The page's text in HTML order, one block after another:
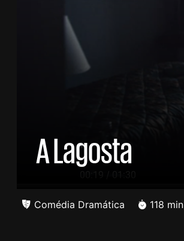
A Lagosta
Comédia Dramática 118 min